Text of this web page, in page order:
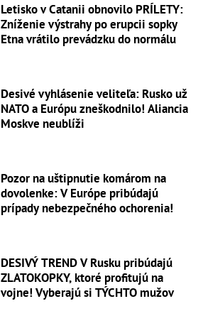
Letisko v Catanii obnovilo PRÍLETY:
Zníženie výstrahy po erupcii sopky
Etna vrátilo prevádzku do normálu
Desivé vyhlásenie veliteľa: Rusko už
NATO a Európu zneškodnilo! Aliancia
Moskve neublíži
Pozor na uštipnutie komárom na
dovolenke: V Európe pribúdajú
prípady nebezpečného ochorenia!
DESIVÝ TREND V Rusku pribúdajú
ZLATOKOPKY, ktoré profitujú na
vojne! Vyberajú si TÝCHTO mužov